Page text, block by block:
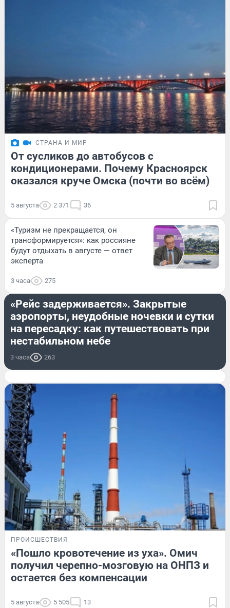
СТРАНА И МИР
От сусликов до автобусов с
кондиционерами. Почему Красноярск
оказался круче Омска (почти во всём)
5 августа 2 371 36
«Туризм не прекращается, он
трансформируется»: как россияне
будут отдыхать в августе — ответ
эксперта
3 часа 275
СТРАНА И МИР
«Рейс задерживается». Закрытые
аэропорты, неудобные ночевки и сутки
на пересадку: как путешествовать при
нестабильном небе
3 часа 263
ПРОИСШЕСТВИЯ
«Пошло кровотечение из уха». Омич
получил черепно-мозговую на ОНПЗ и
остается без компенсации
5 августа 5 505 13